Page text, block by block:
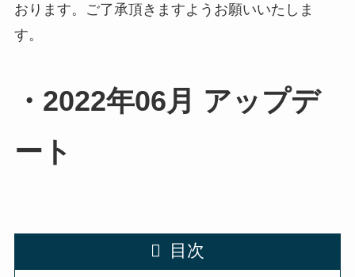
おります。ご了承頂きますようお願いいたしま
す。
・2022年06月 アップデ
ート
目次